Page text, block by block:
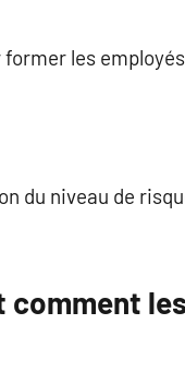
les
du niveau de
comment